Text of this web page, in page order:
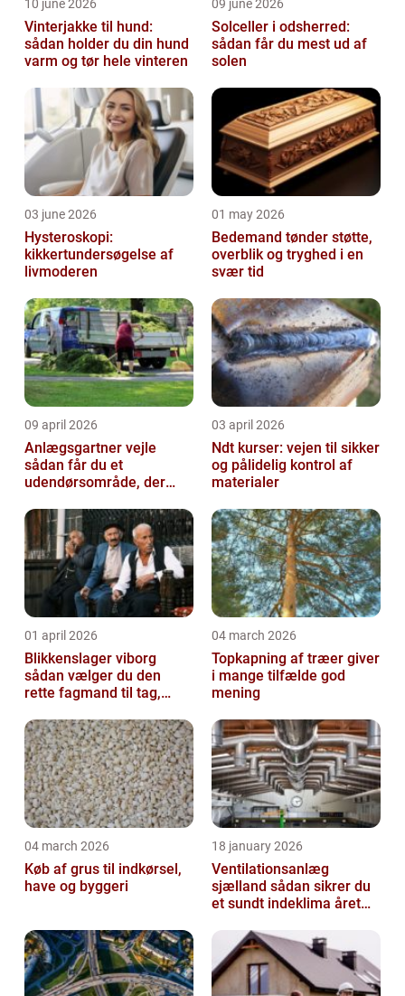
10 june 2026
Vinterjakke til hund:
sådan holder du din hund
varm og tør hele vinteren
09 june 2026
Solceller i odsherred:
sådan får du mest ud af
solen
03 june 2026
Hysteroskopi:
kikkertundersøgelse af
livmoderen
01 may 2026
Bedemand tønder støtte,
overblik og tryghed i en
svær tid
09 april 2026
Anlægsgartner vejle
sådan får du et
udendørsområde, der
03 april 2026
Ndt kurser: vejen til sikker
og pålidelig kontrol af
materialer
01 april 2026
Blikkenslager viborg
sådan vælger du den
rette fagmand til tag,
04 march 2026
Topkapning af træer giver
i mange tilfælde god
mening
04 march 2026
Køb af grus til indkørsel,
have og byggeri
18 january 2026
Ventilationsanlæg
sjælland sådan sikrer du
et sundt indeklima året